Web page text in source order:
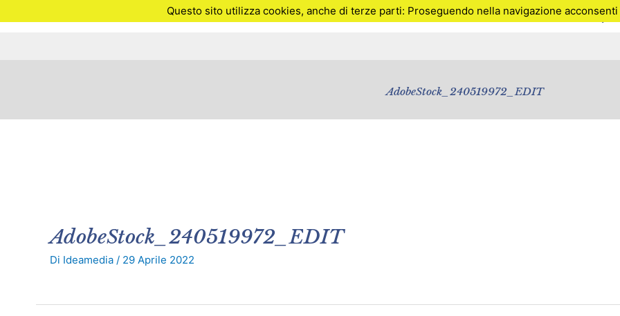
al
Lo studio medico Servizi Gallery
AdobeStock_240519972_EDIT
AdobeStock_240519972_EDIT
Di Ideamedia / 29 Aprile 2022
Questo sito utilizza cookies, anche di terze parti: Proseguendo nella navigazione